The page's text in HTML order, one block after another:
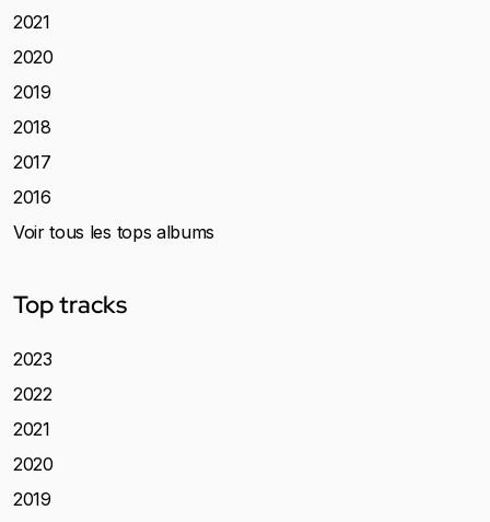
2021
2020
2019
2018
2017
2016
Voir tous les tops albums
Top tracks
2023
2022
2021
2020
2019